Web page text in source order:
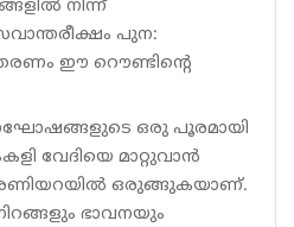
നിന്ന്
പുന:
ഈ റൌണ്ടിൻ്റെ
ഒരു പൂരമായി
വേദിയെ മാറ്റുവാൻ
ഒരുങ്ങുകയാണ്.
ഭാവനയും